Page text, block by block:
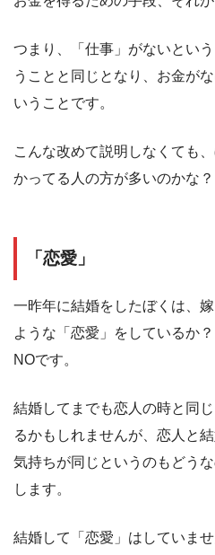
つまり、「仕事」がないとい
うことと同じとなり、お金が
いうことです。
こんな改めて説明しなくても
かってる人の方が多いのかな？
「恋愛」
一昨年に結婚をしたぼくは、
ような「恋愛」をしているか
NOです。
結婚してまでも恋人の時と同
るかもしれませんが、恋人と
気持ちが同じというのもどう
します。
結婚して「恋愛」はしていま